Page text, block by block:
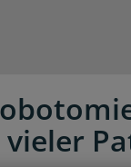
vieler